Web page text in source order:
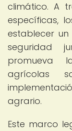
climático. A
específicas,
establecer
seguridad
promueva
agrícolas
agrario.
Este marco